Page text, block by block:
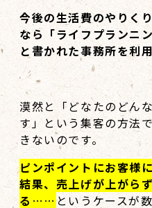
今後の生活費のやりく
なら「ライフプランニ
と書かれた事務所を利
漠然と「どなたのどん
す」という集客の方法
きないのです。
ピンポイントにお客様
結果、売上げが上がら
る …… というケースが